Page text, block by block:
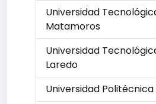
Universidad
Matamoros
Universidad
Laredo
Universidad